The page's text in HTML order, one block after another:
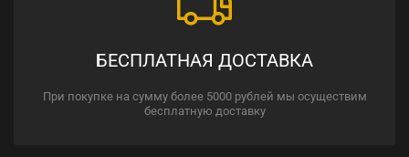
БЕСПЛАТНАЯ ДОСТАВКА
При покупке на сумму более 5000 рублей мы осуществим
бесплатную доставку